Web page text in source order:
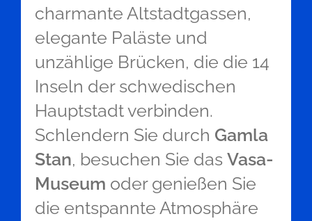
charmante Altstadtgassen,
elegante Paläste und
unzählige Brücken, die die 14
Inseln der schwedischen
Hauptstadt verbinden.
Schlendern Sie durch Gamla
Stan, besuchen Sie das Vasa-
Museum oder genießen Sie
die entspannte Atmosphäre